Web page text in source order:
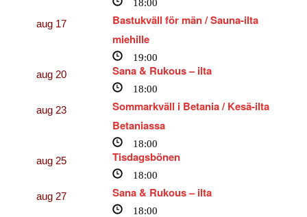
aug 17
Bastukväll för män / Sauna-ilta
miehille
19:00
aug 20 Sana & Rukous – ilta
18:00
aug 23
Sommarkväll i Betania / Kesä-ilta
Betaniassa
18:00
aug 25 Tisdagsbönen
18:00
aug 27 Sana & Rukous – ilta
18:00